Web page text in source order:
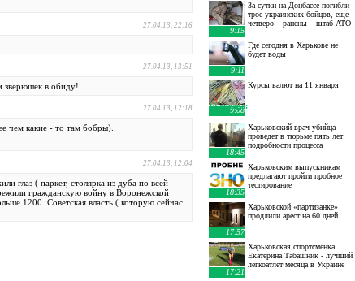
27.04.13, 22:16
27.04.13, 13:51
зверюшек в обиду!
27.04.13, 12:18
чем какие - то там бобры).
27.04.13, 12:04
глаз ( паркет, столярка из дуба по всей
гражданскую войну в Воронежской
1200. Советская власть ( которую сейчас
9:15
За сутки на Донбассе погибли
трое украинских бойцов, еще
четверо – ранены – штаб АТО
9:11
Где сегодня в Харькове не
будет воды
9:08
Курсы валют на 11 января
10 января:
18:45
Харьковский врач-убийца
проведет в тюрьме пять лет:
подробности процесса
18:35
Харьковским выпускникам
предлагают пройти пробное
тестирование
17:57
Харьковской «партизанке»
продлили арест на 60 дней
17:21
Харьковская спортсменка
Екатерина Табашник - лучший
легкоатлет месяца в Украине